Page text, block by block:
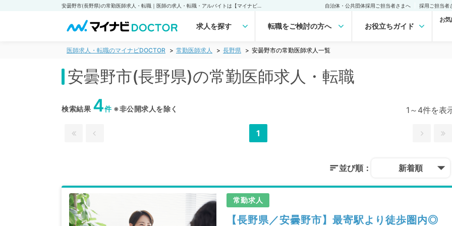
自治体・公共団体採用ご担当者さまへ 採用ご担当者
求人を探す 転職をご検討の方へ お役立ちガイド
お
医師求人・転職のマイナビDOCTOR 常勤医師求人 長野県 安曇野市の常勤医師求人一覧
安曇野市(長野県)の常勤医師求人・転職
検索結果 4件※非公開求人を除く 1～4件を表
1
並び順： 新着順
常勤求人
【長野県／安曇野市】最寄駅より徒歩圏内◎